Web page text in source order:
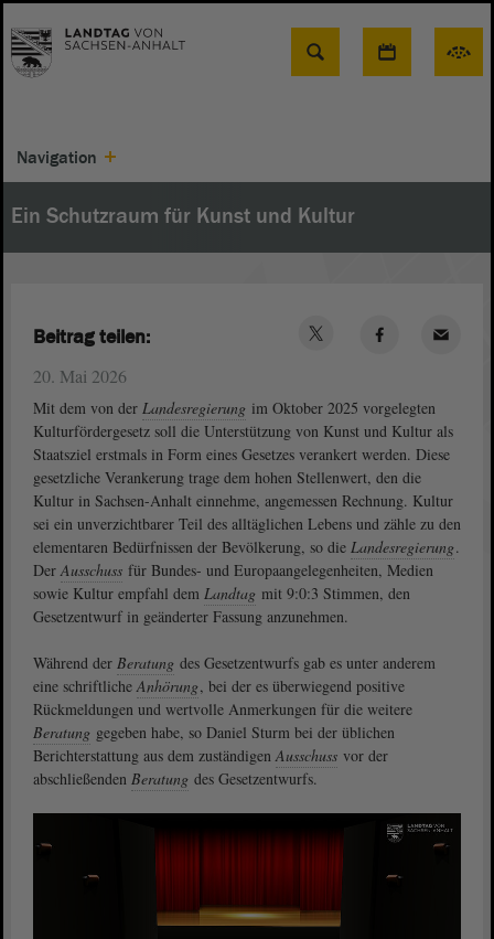
Suche
Navigation
Ein Schutzraum für Kunst und Kultur
20. Mai 2026
Mit dem von der Landesregierung im Oktober 2025 vorgelegten
Kulturfördergesetz soll die Unterstützung von Kunst und Kultur als
Staatsziel erstmals in Form eines Gesetzes verankert werden. Diese
gesetzliche Verankerung trage dem hohen Stellenwert, den die
Kultur in Sachsen-Anhalt einnehme, angemessen Rechnung. Kultur
sei ein unverzichtbarer Teil des alltäglichen Lebens und zähle zu den
elementaren Bedürfnissen der Bevölkerung, so die Landesregierung.
DerAusschuss für Bundes- und Europaangelegenheiten, Medien
sowie Kultur empfahl dem Landtag mit 9:0:3 Stimmen, den
Gesetzentwurf in geänderter Fassung anzunehmen.
Während der Beratung des Gesetzentwurfs gab es unter anderem
eine schriftlicheAnhörung, bei der es überwiegend positive
Rückmeldungen und wertvolle Anmerkungen für die weitere
Beratung gegeben habe, so Daniel Sturm bei der üblichen
Berichterstattung aus dem zuständigenAusschuss vor der
abschließenden Beratung des Gesetzentwurfs.
Beitrag teilen: